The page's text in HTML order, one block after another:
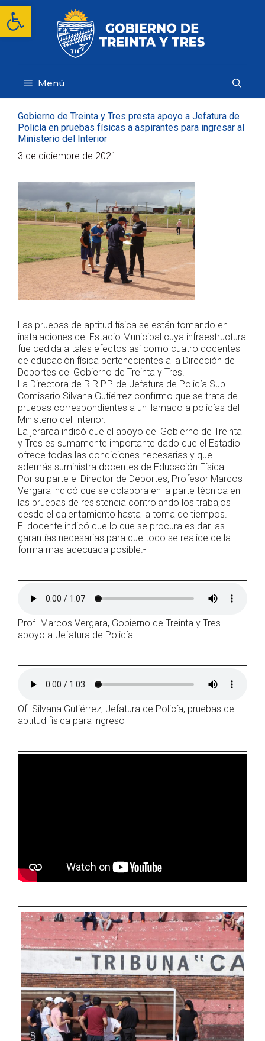
Abrir barra de herramientas
Saltar
contenido
Menú
Gobierno de Treinta y Tres presta apoyo a Jefatura de
Policía en pruebas físicas a aspirantes para ingresar al
Ministerio del Interior
3 de diciembre de 2021
Las pruebas de aptitud física se están tomando en
instalaciones del Estadio Municipal cuya infraestructura
fue cedida a tales efectos así como cuatro docentes
de educación física pertenecientes a la Dirección de
Deportes del Gobierno de Treinta y Tres.
La Directora de R.R.P.P. de Jefatura de Policía Sub
Comisario Silvana Gutiérrez confirmo que se trata de
pruebas correspondientes a un llamado a policías del
Ministerio del Interior.
La jerarca indicó que el apoyo del Gobierno de Treinta
y Tres es sumamente importante dado que el Estadio
ofrece todas las condiciones necesarias y que
además suministra docentes de Educación Física.
Por su parte el Director de Deportes, Profesor Marcos
Vergara indicó que se colabora en la parte técnica en
las pruebas de resistencia controlando los trabajos
desde el calentamiento hasta la toma de tiempos.
El docente indicó que lo que se procura es dar las
garantías necesarias para que todo se realice de la
forma mas adecuada posible.-
Prof. Marcos Vergara, Gobierno de Treinta y Tres
apoyo a Jefatura de Policía
Of. Silvana Gutiérrez, Jefatura de Policía, pruebas de
aptitud física para ingreso